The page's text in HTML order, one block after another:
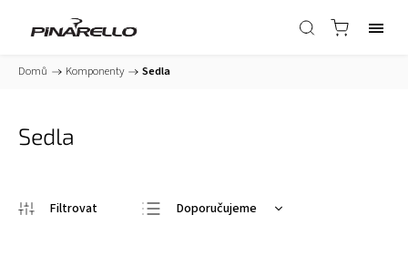
Domů / Komponenty / Sedla
Sedla
Doporučujeme